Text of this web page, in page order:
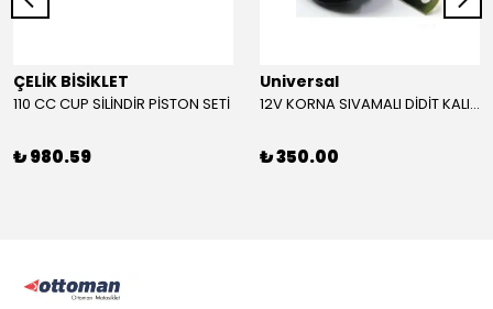
ÇELİK BİSİKLET
110 CC CUP SİLİNDİR PİSTON SETİ
₺ 980.59
Universal
12V KORNA SIVAMALI DİDİT KALIN SESLİ (KIRMIZI)
₺ 350.00